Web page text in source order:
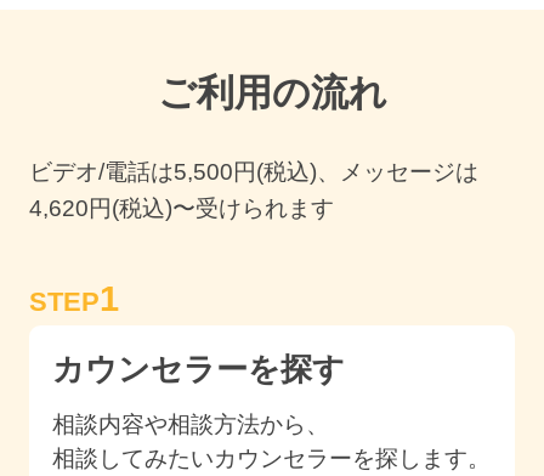
ご利用の流れ
ビデオ/電話は5,500円(税込)、メッセージは
4,620円(税込)〜受けられます
STEP1
カウンセラーを探す
相談内容や相談方法から、
相談してみたいカウンセラーを探します。